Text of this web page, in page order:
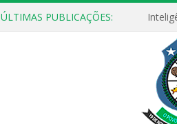
ÚLTIMAS PUBLICAÇÕES: